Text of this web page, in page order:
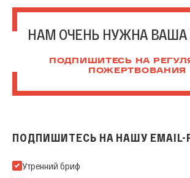
НАМ ОЧЕНЬ НУЖНА
ПОДПИШИТЕСЬ НА
ПОЖЕРТВОВАНИЯ
ПОДПИШИТЕСЬ НА НАШУ
Подпишитесь на нашу Email-рассылку
Утренний бриф